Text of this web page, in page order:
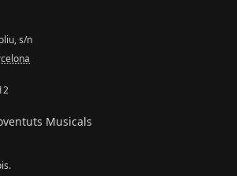
s/n
Musicals